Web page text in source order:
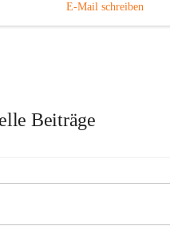
E-Mail schreiben
Beiträge